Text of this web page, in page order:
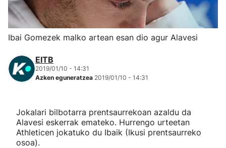
Herri-kirolak
Eskubaloia
Kirolak 360
Mendi-lasterketak
Ibai Gomezek malko artean esan dio agur Alavesi
EITB
2019/01/10 - 14:31
Azken eguneratzea 2019/01/10 - 14:31
Jokalari bilbotarra prentsaurrekoan azaldu da
Alavesi eskerrak emateko. Hurrengo urteetan
Athleticen jokatuko du Ibaik (Ikusi prentsaurreko
osoa).